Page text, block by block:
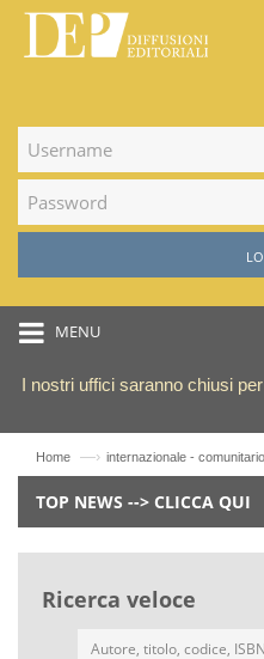
MENU
I nostri uffici saranno chiusi
Home —› internazionale - comunitario
TOP NEWS --> CLICCA QUI
Ricerca veloce